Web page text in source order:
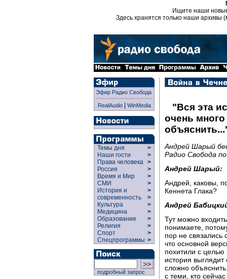
Ищите наши
Здесь хранятся только наши архивы
Эфир Радио Свобода
RealAudio| WinMedia
Темы дня
>
Наши гости
>
Права человека >
Россия
>
Время и Мир
>
СМИ
>
История и
современность
>
>
Культура
>
Медицина
>
Образование
>
Религия
>
Спорт
>
Спецпрограммы >
подробный запрос
"Вся эта
очень
Андрей Шарый
Радио Свобода
Андрей Шарый:
Андрей, каковы,
Кеннета Глака?
Андрей
Тут можно
понимаете,
пор не
что основной
похитили с целью
история
сложно
с теми, кто